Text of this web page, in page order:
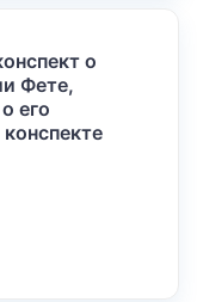
о
Фете,
его